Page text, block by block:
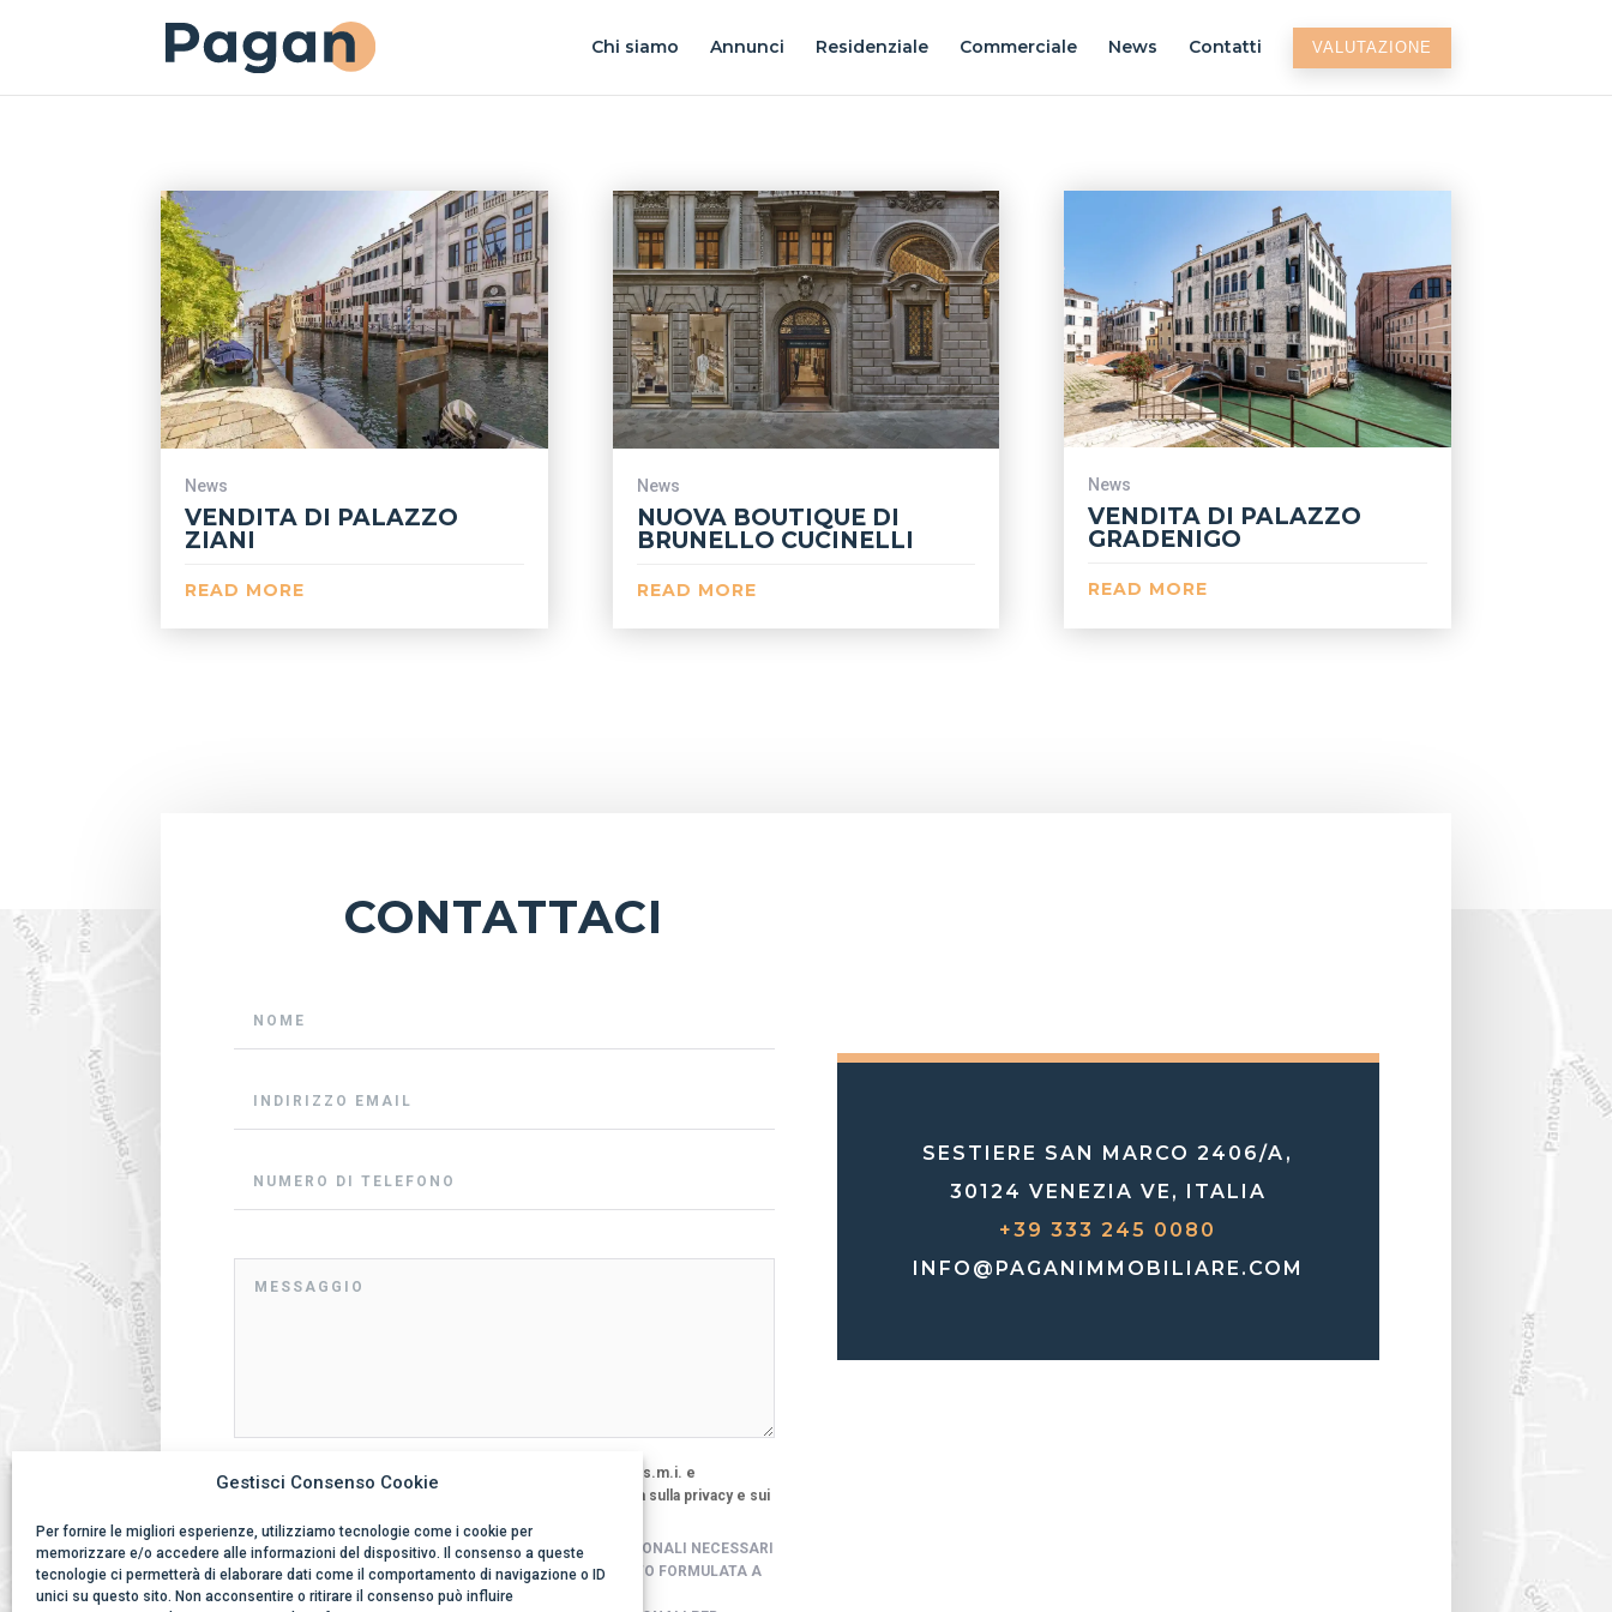
Gestisci Consenso Cookie
Per fornire le migliori esperienze, utilizziamo tecnologie come i cookie per
memorizzare e/o accedere alle informazioni del dispositivo. Il consenso a queste
tecnologie ci permetterà di elaborare dati come il comportamento di navigazione o ID
unici su questo sito. Non acconsentire o ritirare il consenso può influire
Chi siamo Annunci Residenziale Commerciale News Contatti VALUTAZIONE
News
VENDITA DI PALAZZO
ZIANI
READ MORE
News
NUOVA BOUTIQUE DI
BRUNELLO CUCINELLI
READ MORE
News
VENDITA DI PALAZZO
GRADENIGO
READ MORE
CONTATTACI
Manifestazione del consenso (secondo D.Lgs. 196/2003 e s.m.i. e
Regolamento GDPR 679/2016) Ho letto la vostra informativa sulla privacy e sui
ACCONSENTO AL TRATTAMENTO DEI MIEI DATI PERSONALI NECESSARI
PER L’ELABORAZIONE DELLA MIA RICHIESTA DI CONTATTO FORMULATA A
SEGUITO DI COMPILAZIONE DEL PRESENTE FORM
SESTIERE SAN MARCO 2406/A,
30124 VENEZIA VE, ITALIA
+39 333 245 0080
INFO@PAGANIMMOBILIARE.COM